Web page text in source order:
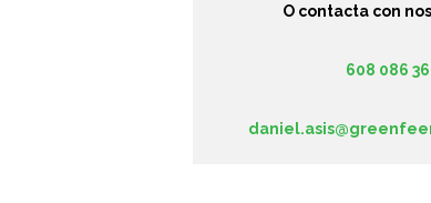
O contacta con
608 086